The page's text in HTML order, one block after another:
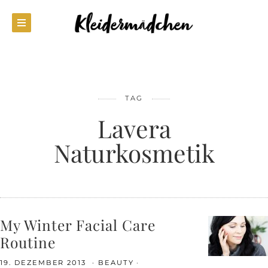
TAG
Lavera
Naturkosmetik
My Winter Facial Care
Routine
19. DEZEMBER 2013
BEAUTY